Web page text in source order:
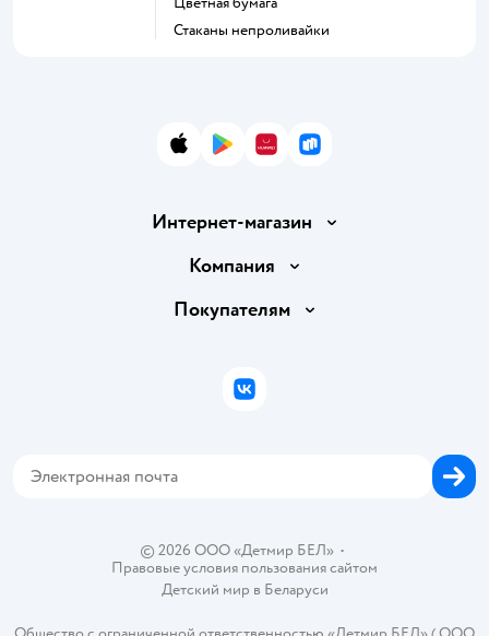
Стаканы непроливайки
App StoreGoogle Play
AppGallery
RuStore
Интернет-магазин
Доставка и оплата
Правила продажи
Политика использования файлов cookie
Компания
Вакансии
Покупателям
Бонусные карты
© 2026 ООО «Детмир БЕЛ»•
Правовые условия пользования сайтом
Детский мир в Беларуси
ВКонтакте